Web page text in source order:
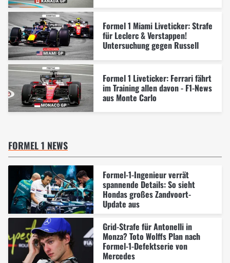
Formel 1 Miami Liveticker: Strafe
für Leclerc & Verstappen!
Untersuchung gegen Russell
Formel 1 Liveticker: Ferrari fährt
im Training allen davon - F1-News
aus Monte Carlo
FORMEL 1 NEWS
Formel-1-Ingenieur verrät
spannende Details: So sieht
Hondas großes Zandvoort-
Update aus
Grid-Strafe für Antonelli in
Monza? Toto Wolffs Plan nach
Formel-1-Defektserie von
Mercedes